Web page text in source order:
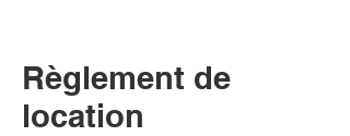
Règlement de
location